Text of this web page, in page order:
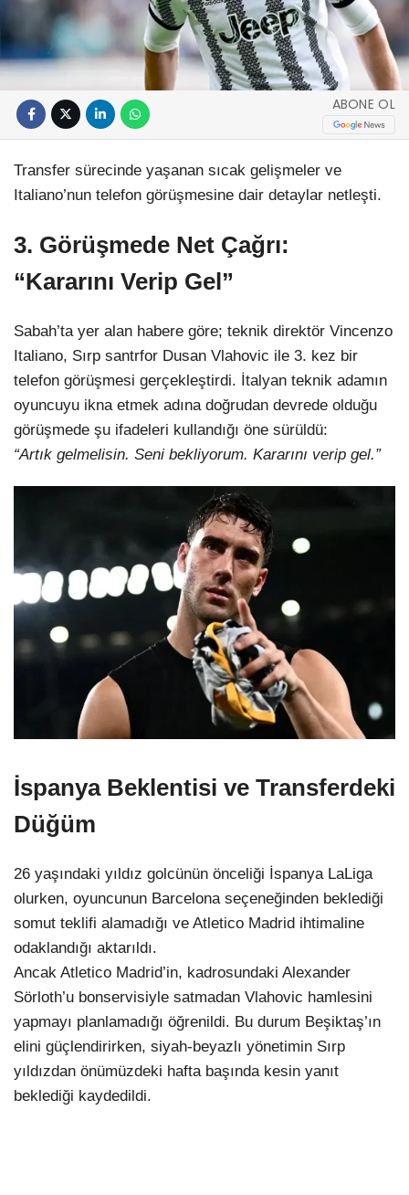
ABONE OL
Transfer sürecinde yaşanan sıcak gelişmeler ve
Italiano’nun telefon görüşmesine dair detaylar netleşti.
3. Görüşmede Net Çağrı:
“Kararını Verip Gel”
Sabah’ta yer alan habere göre; teknik direktör Vincenzo
Italiano, Sırp santrfor Dusan Vlahovic ile 3. kez bir
telefon görüşmesi gerçekleştirdi. İtalyan teknik adamın
oyuncuyu ikna etmek adına doğrudan devrede olduğu
görüşmede şu ifadeleri kullandığı öne sürüldü:
“Artık gelmelisin. Seni bekliyorum. Kararını verip gel.”
İspanya Beklentisi ve Transferdeki
Düğüm
26 yaşındaki yıldız golcünün önceliği İspanya LaLiga
olurken, oyuncunun Barcelona seçeneğinden beklediği
somut teklifi alamadığı ve Atletico Madrid ihtimaline
odaklandığı aktarıldı.
Ancak Atletico Madrid’in, kadrosundaki Alexander
Sörloth’u bonservisiyle satmadan Vlahovic hamlesini
yapmayı planlamadığı öğrenildi. Bu durum Beşiktaş’ın
elini güçlendirirken, siyah-beyazlı yönetimin Sırp
yıldızdan önümüzdeki hafta başında kesin yanıt
beklediği kaydedildi.